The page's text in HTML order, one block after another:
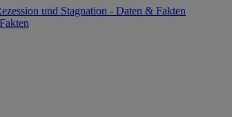
und Stagnation - Daten & Fakten